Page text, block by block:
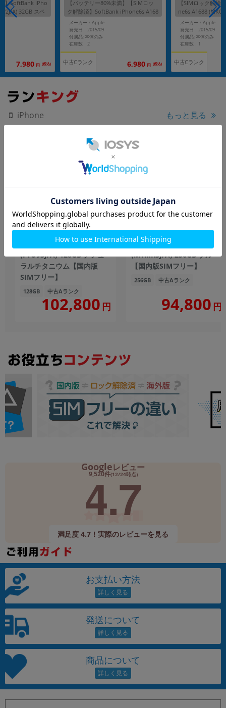
】SoftBank iPho
A) 32GB スペ
7,980 円 (税込)
【バッテリー80%未満】【SIMロッ
ク解除済】SoftBank iPhone6s A168
8 (MKQR2J/A) 64GB ローズゴールド
メーカー：Apple
発売日：2015/09
付属品: 本体のみ
在庫数：2
中古Cランク 6,980 円 (税込)
【SIMロック解
ne6s A1688
スグレイ
メーカー：Apple
発売日：2015/09
付属品: 本体のみ
在庫数：1
中古Cランク
iPhone もっと見る
iPhone15 Pro A3101
(FTU93J/A) 128GB ナチュ
ラルチタニウム【国内版
SIMフリー】
128GB 中古Aランク
102,800 円
iPhone15 A3089
(MTMR3J/A) 256GB ブルー
【国内版SIMフリー】
256GB 中古Aランク
94,800 円
Googleレビュー
9,520件(12/24時点)
4.7
満足度 4.7！実際のレビューを見る
お支払い方法
発送について
商品について